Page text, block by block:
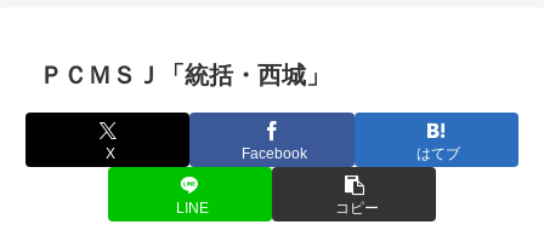
ＰＣＭＳＪ「統括・西城」
X Facebook はてブ
LINE コピー